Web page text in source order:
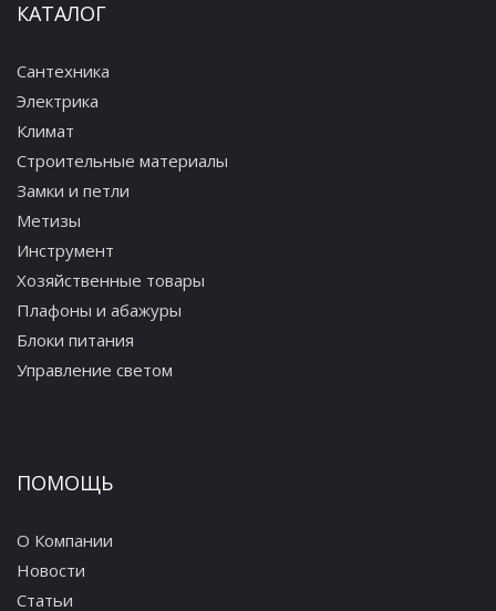
КАТАЛОГ
Сантехника
Электрика
Климат
Строительные материалы
Замки и петли
Метизы
Инструмент
Хозяйственные товары
Плафоны и абажуры
Блоки питания
Управление светом
ПОМОЩЬ
О Компании
Новости
Статьи